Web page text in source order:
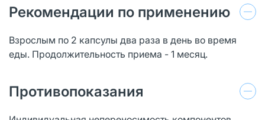
Рекомендации по применению
Взрослым по 2 капсулы два раза в день во время
еды. Продолжительность приема - 1 месяц.
Противопоказания